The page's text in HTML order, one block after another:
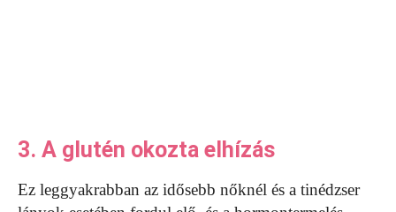
3. A glutén okozta elhízás
Ez leggyakrabban az idősebb nőknél és a tinédzser